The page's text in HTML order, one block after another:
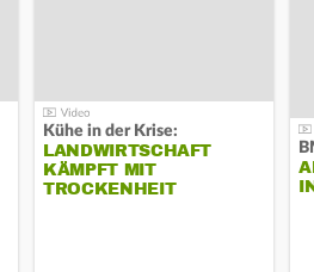
Kühe in der Krise:
LANDWIRTSCHAFT
KÄMPFT MIT
TROCKENHEIT